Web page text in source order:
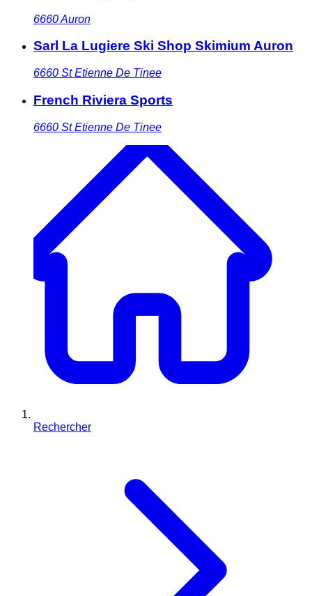
6660Auron
Sarl La Lugiere Ski Shop Skimium Auron
6660 St Etienne De Tinee
French Riviera Sports
6660 St Etienne De Tinee
Rechercher